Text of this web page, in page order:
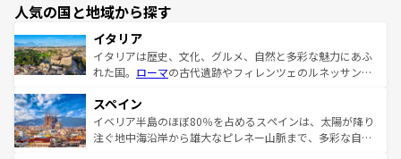
人気の国と地域から探す
イタリア
イタリアは歴史、文化、グルメ、自然と多彩な魅力にあふ
れた国。 ローマの古代遺跡やフィレンツェのルネッサンス
ろん、トスカーナの美しい田園風景やアマルフィ海岸の絶
景など、自然景観も見逃せない。観光の合間には、本場の
ピザやパスタなど、絶品のイタリア料理を堪能することも
スペイン
イベリア半島のほぼ80％を占めるスペインは、太陽が降り
注ぐ地中海沿岸から雄大なピレネー山脈まで、多彩な自然